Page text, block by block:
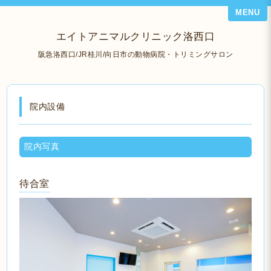
エイトアニマルクリニック洛西口
阪急洛西口/JR桂川/向日市の動物病院・トリミングサロン
MENU
院内設備
院内写真
待合室